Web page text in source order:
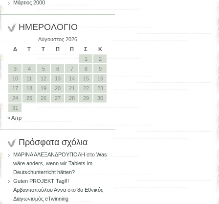
Μάρτιος 2000
ΗΜΕΡΟΛΟΓΙΟ
Αύγουστος 2026
Δ
Τ Τ Π Π Σ
Κ
1
2
3
4 5 6 7 8
9
10
11 12 13 14 15
16
17
18 19 20 21 22
23
24
25 26 27 28 29
30
31
« Απρ
Πρόσφατα σχόλια
ΜΑΡΙΝΑ ΑΛΕΞΑΝΔΡΟΥΠΟΛΗ στο Was
wäre anders, wenn wir Tablets im
Deutschunterricht hätten?
Guten PROJEKT Tag!!!
Aρβανιτοπούλου Άννα στο 8ο Εθνικός
Διαγωνισμός eTwinning